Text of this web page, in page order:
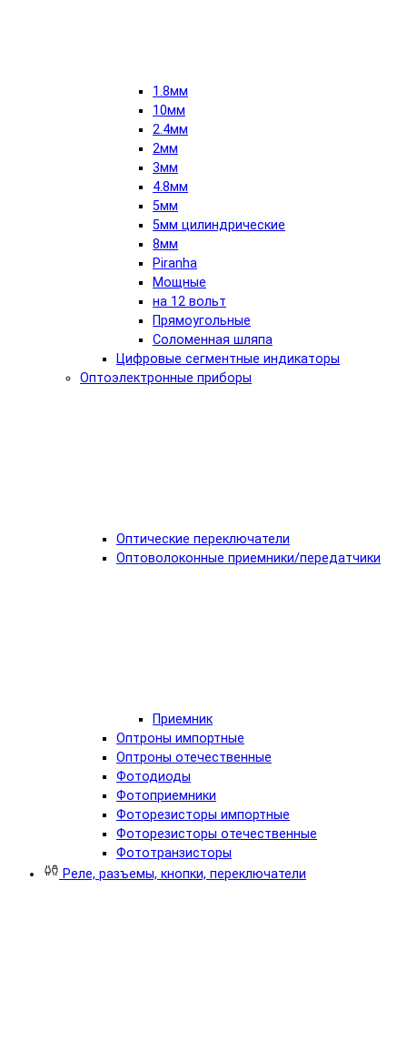
1.8мм
10мм
2.4мм
2мм
3мм
4.8мм
5мм
5мм цилиндрические
8мм
Piranha
Мощные
на 12 вольт
Прямоугольные
Соломенная шляпа
Цифровые сегментные индикаторы
Оптоэлектронные приборы
Оптические переключатели
Оптоволоконные приемники/передатчики
Приемник
Оптроны импортные
Оптроны отечественные
Фотодиоды
Фотоприемники
Фоторезисторы импортные
Фоторезисторы отечественные
Фототранзисторы
Реле, разъемы, кнопки, переключатели